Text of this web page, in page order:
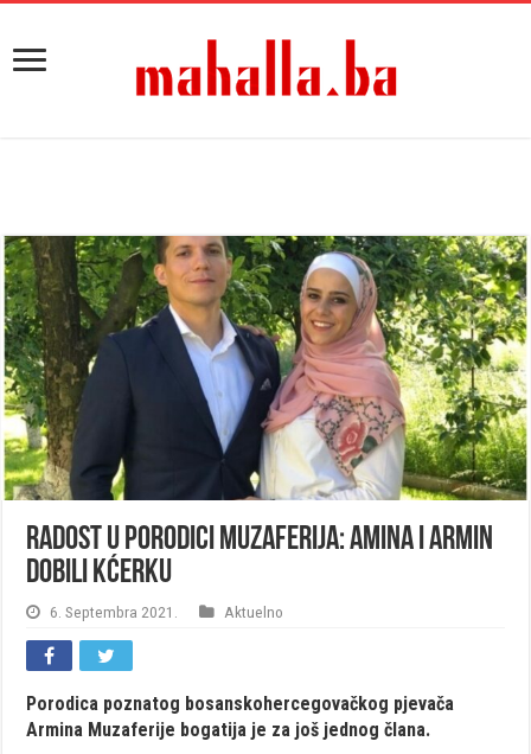
Radost u porodici Muzaferija: Amina i Armin
dobili kćerku
6. Septembra 2021. Aktuelno
Porodica poznatog bosanskohercegovačkog pjevača
Armina Muzaferije bogatija je za još jednog člana.